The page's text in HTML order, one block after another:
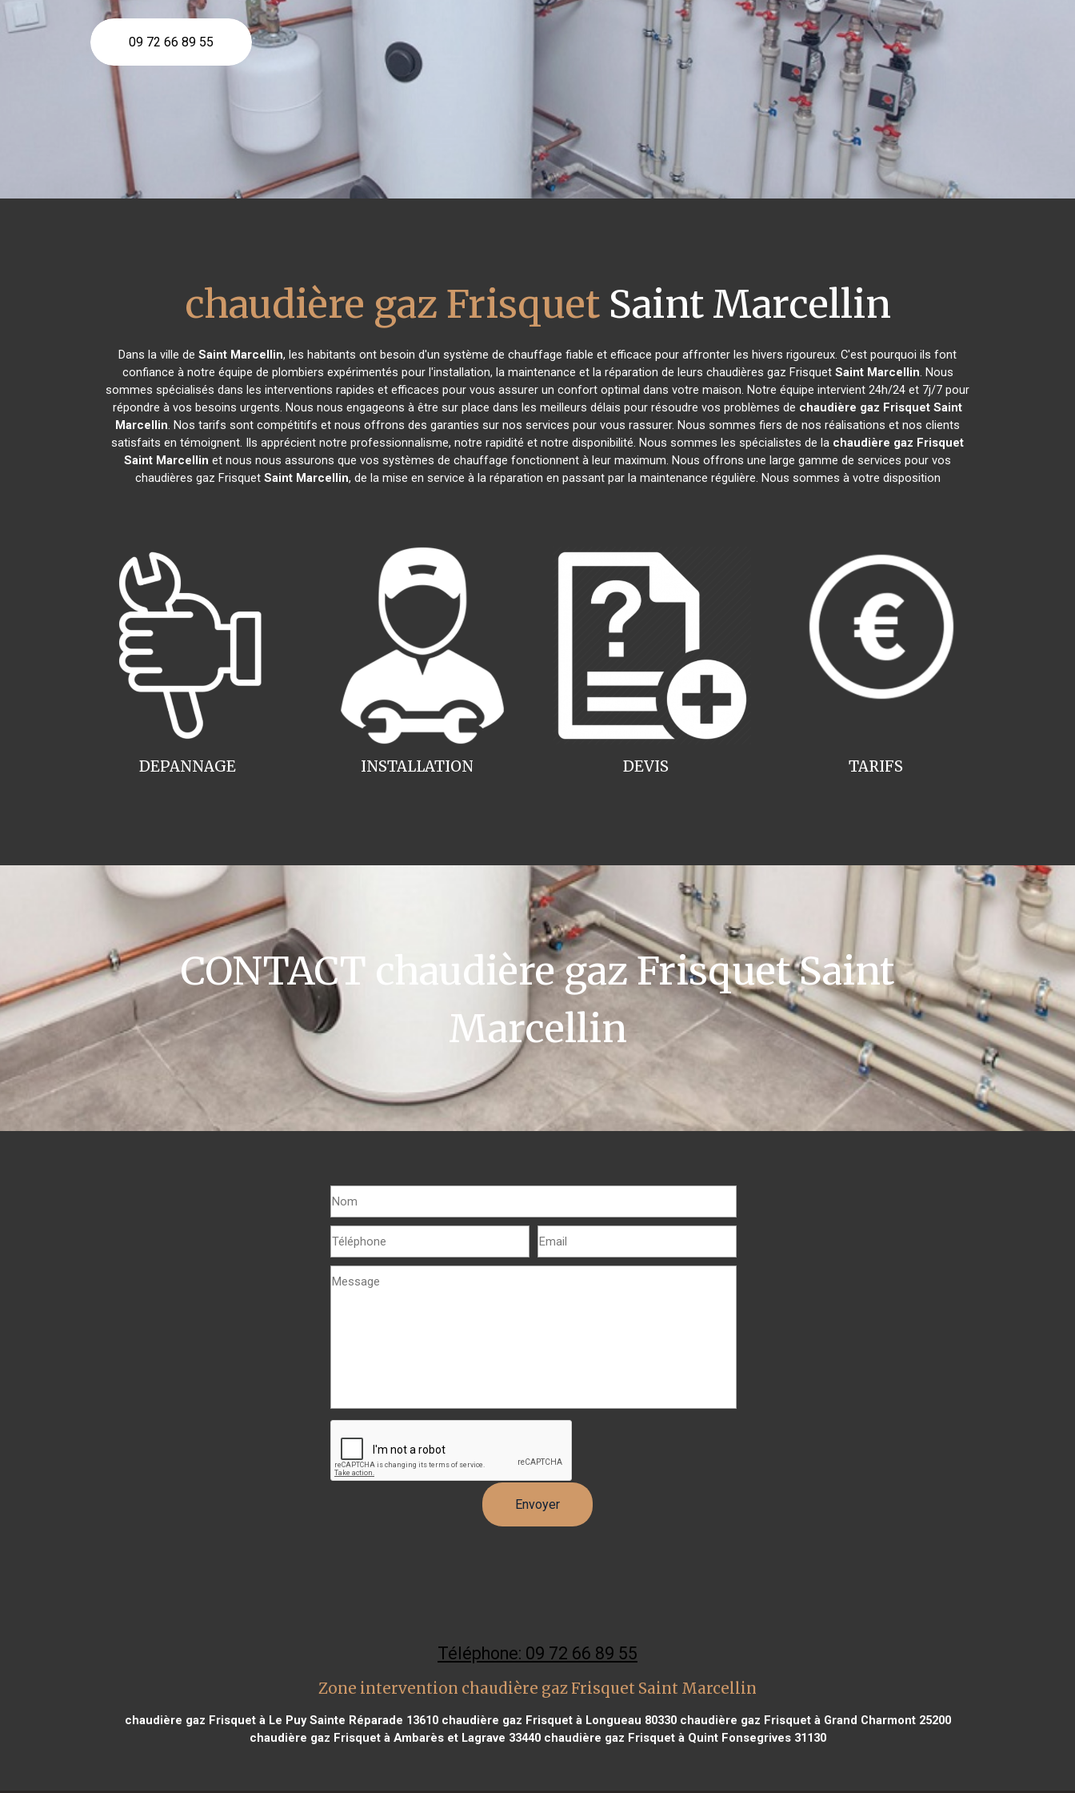
09 72 66 89 55
chaudière gaz FrisquetSaint Marcellin
Dans la ville de Saint Marcellin, les habitants ont besoin d'un système de chauffage fiable et efficace pour affronter les hivers rigoureux. C'est pourquoi ils font
confiance à notre équipe de plombiers expérimentés pour l'installation, la maintenance et la réparation de leurs chaudières gaz Frisquet Saint Marcellin. Nous
sommes spécialisés dans les interventions rapides et efficaces pour vous assurer un confort optimal dans votre maison. Notre équipe intervient 24h/24 et 7j/7 pour
répondre à vos besoins urgents. Nous nous engageons à être sur place dans les meilleurs délais pour résoudre vos problèmes de chaudière gaz Frisquet Saint
Marcellin. Nos tarifs sont compétitifs et nous offrons des garanties sur nos services pour vous rassurer. Nous sommes fiers de nos réalisations et nos clients
satisfaits en témoignent. Ils apprécient notre professionnalisme, notre rapidité et notre disponibilité. Nous sommes les spécialistes de la chaudière gaz Frisquet
Saint Marcellin et nous nous assurons que vos systèmes de chauffage fonctionnent à leur maximum. Nous offrons une large gamme de services pour vos
chaudières gaz Frisquet Saint Marcellin, de la mise en service à la réparation en passant par la maintenance régulière. Nous sommes à votre disposition
INSTALLATION
DEPANNAGE TARIFS
DEVIS
CONTACT chaudière gaz Frisquet Saint
Marcellin
Téléphone: 09 72 66 89 55
Zone intervention chaudière gaz Frisquet Saint Marcellin
chaudière gaz Frisquet à Le Puy Sainte Réparade 13610chaudière gaz Frisquet à Longueau 80330chaudière gaz Frisquet à Grand Charmont 25200
chaudière gaz Frisquet à Ambarès et Lagrave 33440chaudière gaz Frisquet à Quint Fonsegrives 31130